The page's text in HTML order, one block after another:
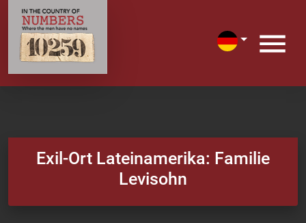
Exil-Ort Lateinamerika: Familie
Levisohn